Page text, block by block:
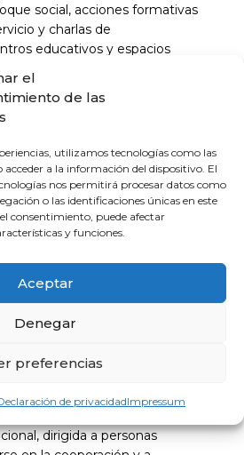
el
de las
utilizamos tecnologías como las
a la información del dispositivo. El
nos permitirá procesar datos como
o las identificaciones únicas en este
consentimiento, puede afectar
y funciones.
Aceptar
Denegar
preferencias
de privacidadImpressum
social, acciones formativas
y charlas de
educativos y espacios
cooperación descentralizada.
de comunidad
de la red está coordinada por
INvisible,
de agentes sociales
colaborativos. Este
en el ODS 17, centrado en
destacan la
y radiofónicos, la gestión
dirigida a personas